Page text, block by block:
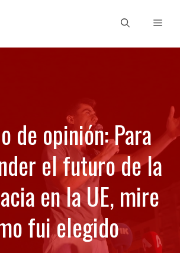
de opinión: Para
el futuro de la
en la UE, mire
fui elegido